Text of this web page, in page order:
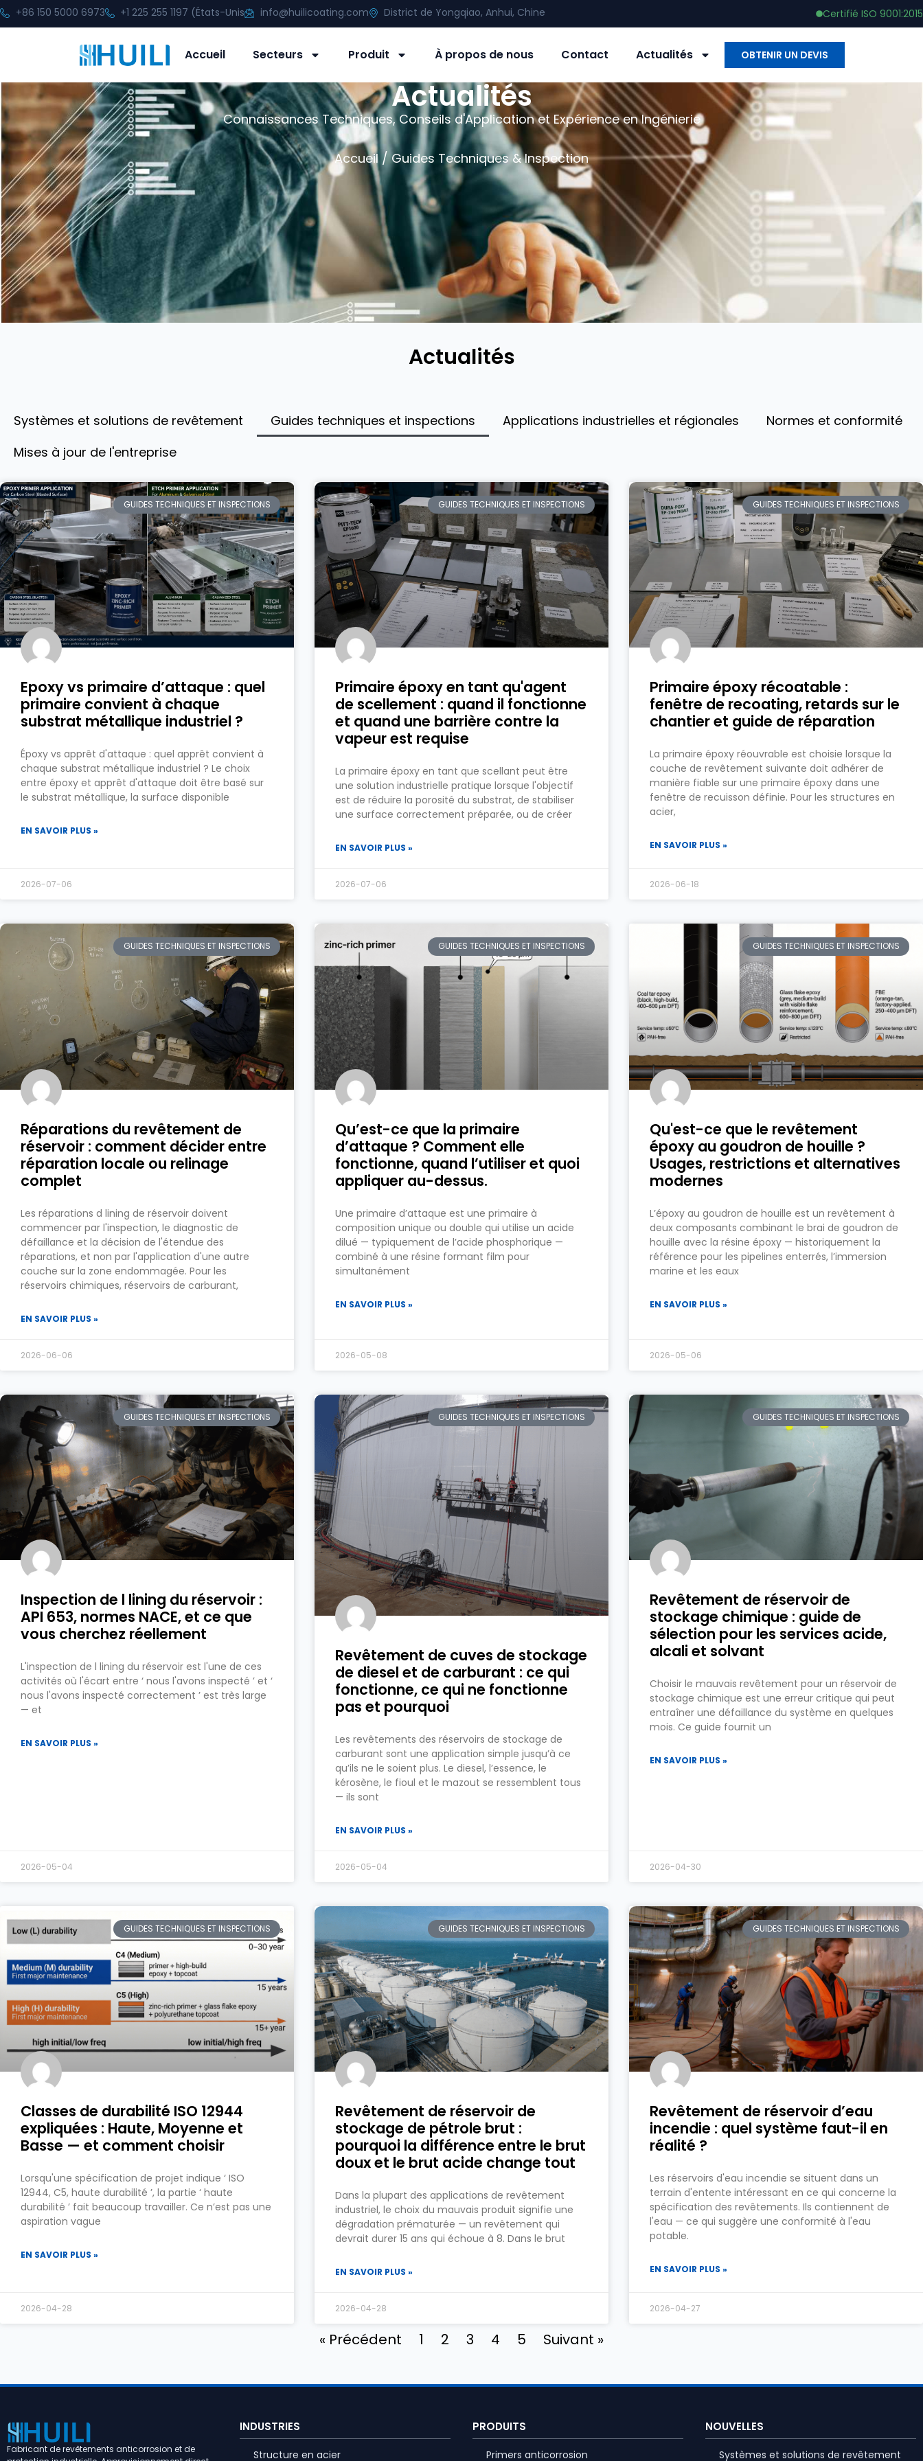
+86 150 5000 6973 +1 225 255 1197 (États-Unis info@huilicoating.com District de Yongqiao, Anhui, Chine Certifié ISO 9001:2015
Accueil Secteurs Produit À propos de nous Contact Actualités OBTENIR UN DEVIS
Actualités
Connaissances Techniques, Conseils d'Application et Expérience en Ingénierie
Accueil / Guides Techniques & Inspection
Actualités
Systèmes et solutions de revêtement Guides techniques et inspections Applications industrielles et régionales
Normes et conformité
Mises à jour de l'entreprise
GUIDES TECHNIQUES ET INSPECTIONS
Epoxy vs primaire d’attaque : quel
primaire convient à chaque
substrat métallique industriel ?
Époxy vs apprêt d'attaque : quel apprêt convient à
chaque substrat métallique industriel ? Le choix
entre époxy et apprêt d'attaque doit être basé sur
le substrat métallique, la surface disponible
EN SAVOIR PLUS »
2026-07-06
GUIDES TECHNIQUES ET INSPECTIONS
Primaire époxy en tant qu'agent
de scellement : quand il fonctionne
et quand une barrière contre la
vapeur est requise
La primaire époxy en tant que scellant peut être
une solution industrielle pratique lorsque l'objectif
est de réduire la porosité du substrat, de stabiliser
une surface correctement préparée, ou de créer
EN SAVOIR PLUS »
2026-07-06
GUIDES TECHNIQUES ET INSPECTIONS
Primaire époxy récoatable :
fenêtre de recoating, retards sur le
chantier et guide de réparation
La primaire époxy réouvrable est choisie lorsque la
couche de revêtement suivante doit adhérer de
manière fiable sur une primaire époxy dans une
fenêtre de recuisson définie. Pour les structures en
acier,
EN SAVOIR PLUS »
2026-06-18
GUIDES TECHNIQUES ET INSPECTIONS
Réparations du revêtement de
réservoir : comment décider entre
réparation locale ou relinage
complet
Les réparations d lining de réservoir doivent
commencer par l'inspection, le diagnostic de
défaillance et la décision de l'étendue des
réparations, et non par l'application d'une autre
couche sur la zone endommagée. Pour les
réservoirs chimiques, réservoirs de carburant,
EN SAVOIR PLUS »
2026-06-06
GUIDES TECHNIQUES ET INSPECTIONS
Qu’est-ce que la primaire
d’attaque ? Comment elle
fonctionne, quand l’utiliser et quoi
appliquer au-dessus.
Une primaire d’attaque est une primaire à
composition unique ou double qui utilise un acide
dilué — typiquement de l’acide phosphorique —
combiné à une résine formant film pour
simultanément
EN SAVOIR PLUS »
2026-05-08
GUIDES TECHNIQUES ET INSPECTIONS
Qu'est-ce que le revêtement
époxy au goudron de houille ?
Usages, restrictions et alternatives
modernes
L’époxy au goudron de houille est un revêtement à
deux composants combinant le brai de goudron de
houille avec la résine époxy — historiquement la
référence pour les pipelines enterrés, l’immersion
marine et les eaux
EN SAVOIR PLUS »
2026-05-06
GUIDES TECHNIQUES ET INSPECTIONS
Inspection de l lining du réservoir :
API 653, normes NACE, et ce que
vous cherchez réellement
L'inspection de l lining du réservoir est l'une de ces
activités où l'écart entre ‘ nous l'avons inspecté ’ et ‘
nous l'avons inspecté correctement ’ est très large
— et
EN SAVOIR PLUS »
2026-05-04
GUIDES TECHNIQUES ET INSPECTIONS
Revêtement de cuves de stockage
de diesel et de carburant : ce qui
fonctionne, ce qui ne fonctionne
pas et pourquoi
Les revêtements des réservoirs de stockage de
carburant sont une application simple jusqu’à ce
qu’ils ne le soient plus. Le diesel, l’essence, le
kérosène, le fioul et le mazout se ressemblent tous
— ils sont
EN SAVOIR PLUS »
2026-05-04
GUIDES TECHNIQUES ET INSPECTIONS
Revêtement de réservoir de
stockage chimique : guide de
sélection pour les services acide,
alcali et solvant
Choisir le mauvais revêtement pour un réservoir de
stockage chimique est une erreur critique qui peut
entraîner une défaillance du système en quelques
mois. Ce guide fournit un
EN SAVOIR PLUS »
2026-04-30
GUIDES TECHNIQUES ET INSPECTIONS
Classes de durabilité ISO 12944
expliquées : Haute, Moyenne et
Basse — et comment choisir
Lorsqu'une spécification de projet indique ‘ ISO
12944, C5, haute durabilité ’, la partie ‘ haute
durabilité ’ fait beaucoup travailler. Ce n’est pas une
aspiration vague
EN SAVOIR PLUS »
2026-04-28
GUIDES TECHNIQUES ET INSPECTIONS
Revêtement de réservoir de
stockage de pétrole brut :
pourquoi la différence entre le brut
doux et le brut acide change tout
Dans la plupart des applications de revêtement
industriel, le choix du mauvais produit signifie une
dégradation prématurée — un revêtement qui
devrait durer 15 ans qui échoue à 8. Dans le brut
EN SAVOIR PLUS »
2026-04-28
GUIDES TECHNIQUES ET INSPECTIONS
Revêtement de réservoir d’eau
incendie : quel système faut-il en
réalité ?
Les réservoirs d'eau incendie se situent dans un
terrain d'entente intéressant en ce qui concerne la
spécification des revêtements. Ils contiennent de
l'eau — ce qui suggère une conformité à l'eau
potable.
EN SAVOIR PLUS »
2026-04-27
« Précédent 1 2 3 4 5 Suivant »
Fabricant de revêtements anticorrosion et de
INDUSTRIES
Structure en acier
PRODUITS
Primers anticorrosion
NOUVELLES
Systèmes et solutions de revêtement